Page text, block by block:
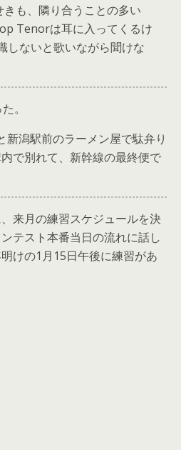
も、隣り合うことの多い
Tenorは耳に入ってくるけ
しないと歌いながら聞けな
。
潟駅前のラーメン屋で駄弁り
で別れて、新幹線の最終便で
来月の練習スケジュールを決
テスト本番当日の流れに話し
けの1月15日午後に練習があ